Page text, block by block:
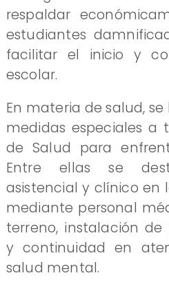
respaldar
estudiantes
facilitar el inicio y
escolar.
En materia de salud,
medidas especiales a
de Salud para
Entre ellas se
asistencial y clínico en
mediante personal
terreno, instalación de
y continuidad en
salud mental.